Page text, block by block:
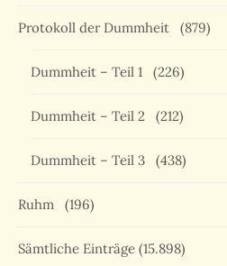
Protokoll der Dummheit (879)
Dummheit – Teil 1 (226)
Dummheit – Teil 2 (212)
Dummheit – Teil 3 (438)
Ruhm (196)
Sämtliche Einträge (15.898)